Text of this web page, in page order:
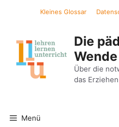
Kleines Glossar
Die
Wende
Über die
das
Menü